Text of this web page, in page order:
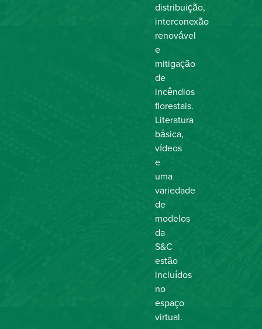
distribuição,
interconexão
renovável
e
mitigação
de
incêndios
florestais.
Literatura
básica,
vídeos
e
uma
variedade
de
modelos
da
S&C
estão
incluídos
no
espaço
virtual.